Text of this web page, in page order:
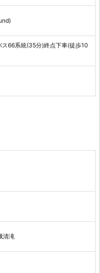
66系統(35分)終点下車(徒歩10
清滝